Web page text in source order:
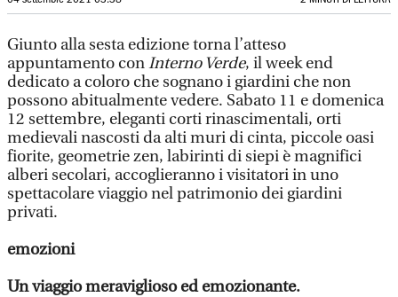
Giunto alla sesta edizione torna l’atteso
appuntamento conInterno Verde, il week end
dedicato a coloro che sognano i giardini che non
possono abitualmente vedere. Sabato 11 e domenica
12 settembre, eleganti corti rinascimentali, orti
medievali nascosti da alti muri di cinta, piccole oasi
fiorite, geometrie zen, labirinti di siepi è magnifici
alberi secolari, accoglieranno i visitatori in uno
spettacolare viaggio nel patrimonio dei giardini
privati.
emozioni
Un viaggio meraviglioso ed emozionante.